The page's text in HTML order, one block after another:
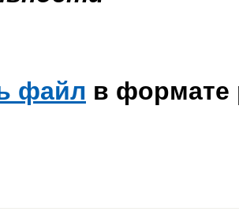
файл в формате